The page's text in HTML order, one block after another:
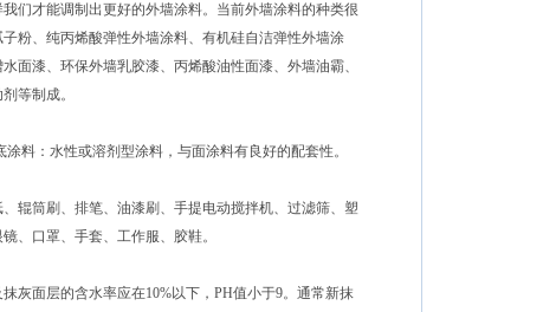
们才能调制出更好的外墙涂料。当前外墙涂料的种类很
粉、纯丙烯酸弹性外墙涂料、有机硅自洁弹性外墙涂
面漆、环保外墙乳胶漆、丙烯酸油性面漆、外墙油霸、
等制成。
：水性或溶剂型涂料，与面涂料有良好的配套性。
筒刷、排笔、油漆刷、手提电动搅拌机、过滤筛、塑
、口罩、手套、工作服、胶鞋。
面层的含水率应在10%以下，PH值小于9。通常新抹